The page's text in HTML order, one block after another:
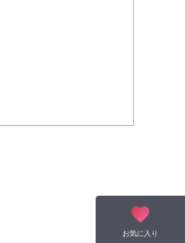
お気に入り